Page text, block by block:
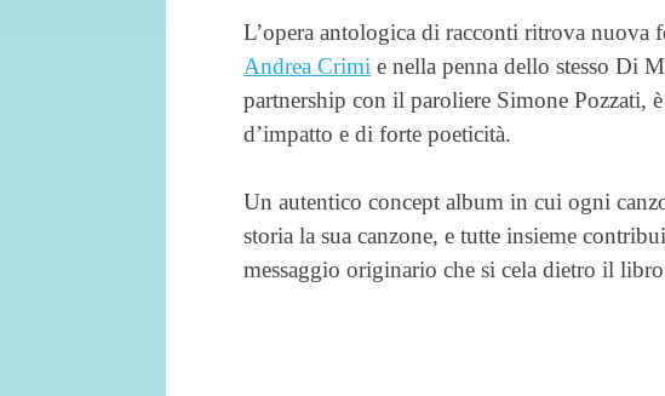
L’opera antologica di racconti ritrova nuova
Andrea Crimi e nella penna dello stesso Di
partnership con il paroliere Simone Pozzati,
d’impatto e di forte poeticità.
Un autentico concept album in cui ogni
storia la sua canzone, e tutte insieme
messaggio originario che si cela dietro il